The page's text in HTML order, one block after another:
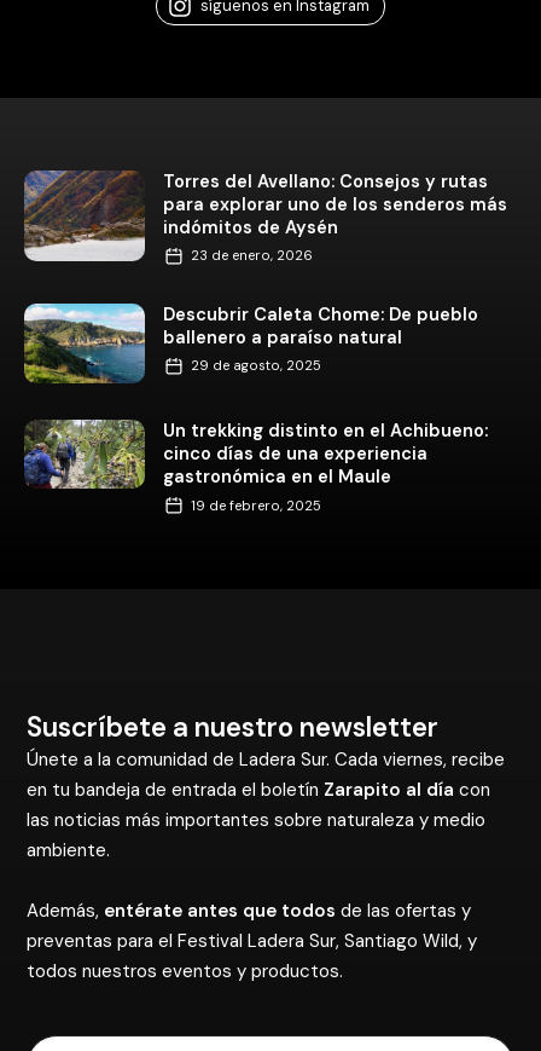
síguenos en Instagram
Torres del Avellano: Consejos y rutas
para explorar uno de los senderos más
indómitos de Aysén
23 de enero, 2026
Descubrir Caleta Chome: De pueblo
ballenero a paraíso natural
29 de agosto, 2025
Un trekking distinto en el Achibueno:
cinco días de una experiencia
gastronómica en el Maule
19 de febrero, 2025
Suscríbete a nuestro newsletter
Únete a la comunidad de Ladera Sur. Cada viernes, recibe
en tu bandeja de entrada el boletín Zarapito al día con
las noticias más importantes sobre naturaleza y medio
ambiente.
Además, entérate antes que todos de las ofertas y
preventas para el Festival Ladera Sur, Santiago Wild, y
todos nuestros eventos y productos.